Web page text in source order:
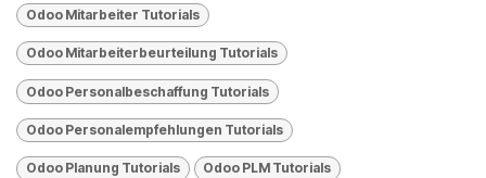
Odoo Mitarbeiter Tutorials
Odoo Mitarbeiterbeurteilung Tutorials
Odoo Personalbeschaffung Tutorials
Odoo Personalempfehlungen Tutorials
Odoo Planung Tutorials Odoo PLM Tutorials